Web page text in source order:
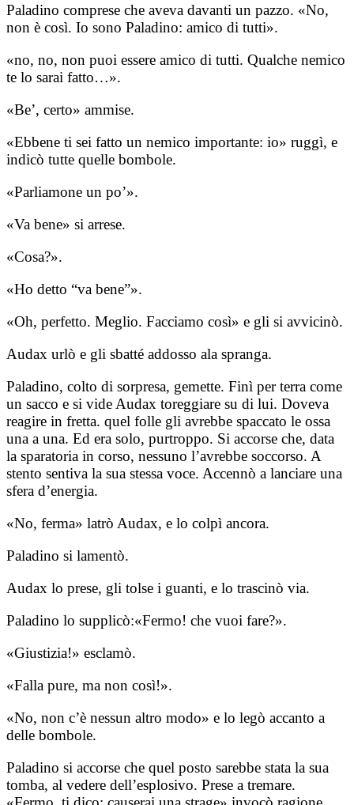
Paladino comprese che aveva davanti un pazzo. «No,
non è così. Io sono Paladino: amico di tutti».
«no, no, non puoi essere amico di tutti. Qualche nemico
te lo sarai fatto…».
«Be’, certo» ammise.
«Ebbene ti sei fatto un nemico importante: io» ruggì, e
indicò tutte quelle bombole.
«Parliamone un po’».
«Va bene» si arrese.
«Cosa?».
«Ho detto “va bene”».
«Oh, perfetto. Meglio. Facciamo così» e gli si avvicinò.
Audax urlò e gli sbatté addosso ala spranga.
Paladino, colto di sorpresa, gemette. Finì per terra come
un sacco e si vide Audax toreggiare su di lui. Doveva
reagire in fretta. quel folle gli avrebbe spaccato le ossa
una a una. Ed era solo, purtroppo. Si accorse che, data
la sparatoria in corso, nessuno l’avrebbe soccorso. A
stento sentiva la sua stessa voce. Accennò a lanciare una
sfera d’energia.
«No, ferma» latrò Audax, e lo colpì ancora.
Paladino si lamentò.
Audax lo prese, gli tolse i guanti, e lo trascinò via.
Paladino lo supplicò:«Fermo! che vuoi fare?».
«Giustizia!» esclamò.
«Falla pure, ma non così!».
«No, non c’è nessun altro modo» e lo legò accanto a
delle bombole.
Paladino si accorse che quel posto sarebbe stata la sua
tomba, al vedere dell’esplosivo. Prese a tremare.